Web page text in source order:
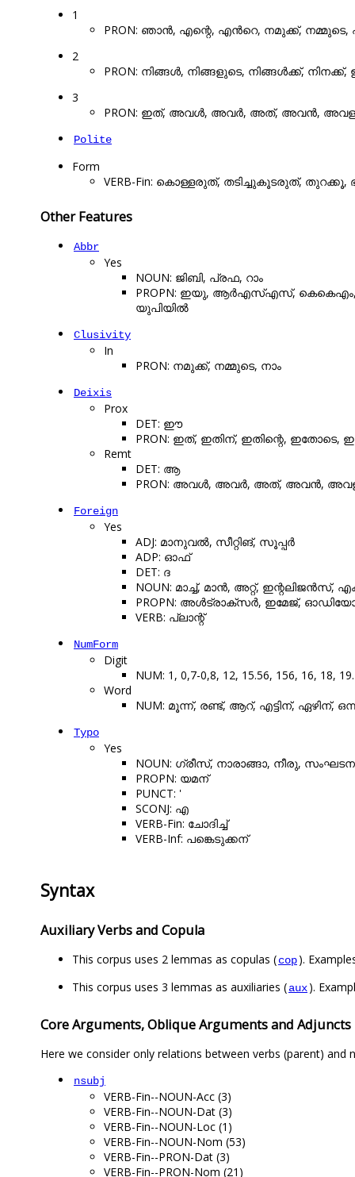
1
PRON: ഞാൻ, എന്റെ, എൻറെ, നമുക്ക്, നമ്മുടെ,
2
PRON: നിങ്ങൾ, നിങ്ങളുടെ, നിങ്ങൾക്ക്, നിനക്ക്,
3
PRON: ഇത്, അവൾ, അവർ, അത്, അവൻ,
Polite
Form
VERB-Fin: കൊള്ളരുത്, തടിച്ചുകൂടരുത്, തുറക്കൂ,
Other Features
Abbr
Yes
NOUN: ജിബി, പ്രഫ, റാം
PROPN: ഇയു, ആർഎസ്എസ്,
യുപിയിൽ
Clusivity
In
PRON: നമുക്ക്, നമ്മുടെ, നാം
Deixis
Prox
DET: ഈ
PRON: ഇത്, ഇതിന്, ഇതിന്റെ, ഇതോടെ,
Remt
DET: ആ
PRON: അവൾ, അവർ, അത്, അവൻ,
Foreign
Yes
ADJ: മാനുവൽ, സീറ്റിങ്, സൂപ്പർ
ADP: ഓഫ്
DET: ദ
NOUN: മാച്ച്, മാൻ, അറ്റ്,
PROPN: അൾട്രാക്സർ, ഇമേജ്,
VERB: പ്ലാന്റ്
NumForm
Digit
NUM: 1, 0,7-0,8, 12, 15.56, 156, 16, 18,
Word
NUM: മൂന്ന്, രണ്ട്, ആറ്, എട്ടിന്,
Typo
Yes
NOUN: ഗ്രീസ്, നാരാങ്ങാ, നീരു,
PROPN: യമന്
PUNCT: '
SCONJ: എ
VERB-Fin: ചോദിച്ച്
VERB-Inf: പങ്കെടുക്കന്
Syntax
Auxiliary Verbs and Copula
This corpus uses 2 lemmas as copulas (cop).
This corpus uses 3 lemmas as auxiliaries (aux).
Core Arguments, Oblique Arguments and Adjuncts
Here we consider only relations between verbs (parent) and
nsubj
VERB-Fin--NOUN-Acc (3)
VERB-Fin--NOUN-Dat (3)
VERB-Fin--NOUN-Loc (1)
VERB-Fin--NOUN-Nom (53)
VERB-Fin--PRON-Dat (3)
VERB-Fin--PRON-Nom (21)